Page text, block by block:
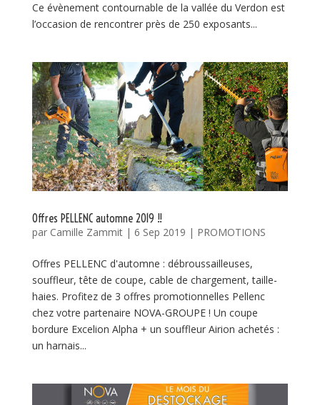
Ce évènement contournable de la vallée du Verdon est
l’occasion de rencontrer près de 250 exposants...
Offres PELLENC automne 2019 !!
par Camille Zammit| 6 Sep 2019 | PROMOTIONS
Offres PELLENC d'automne : débroussailleuses,
souffleur, tête de coupe, cable de chargement, taille-
haies. Profitez de 3 offres promotionnelles Pellenc
chez votre partenaire NOVA-GROUPE ! Un coupe
bordure Excelion Alpha + un souffleur Airion achetés :
un harnais...